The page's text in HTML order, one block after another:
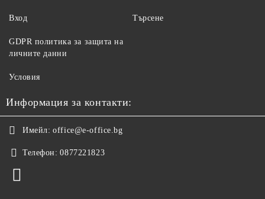
Вход Търсене
GDPR политика за защита на
личните данни
Условия
Информация за контакти:
Имейл: office@e-office.bg
Телефон: 0877221823